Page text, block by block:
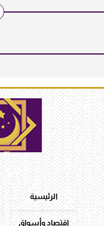
الرئيسية
اقتصاد وأسواق